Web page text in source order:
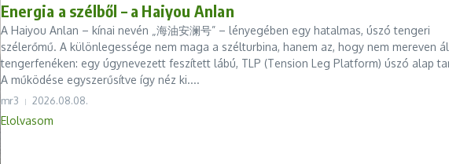
Energia a szélből – a Haiyou Anlan
A Haiyou Anlan – kínai nevén „海油安澜号” – lényegében egy hatalmas, úszó tengeri
szélerőmű. A különlegessége nem maga a szélturbina, hanem az, hogy nem mereven
tengerfenéken: egy úgynevezett feszített lábú, TLP (Tension Leg Platform) úszó alap
A működése egyszerűsítve így néz ki....
mr3 2026.08.08.
Elolvasom